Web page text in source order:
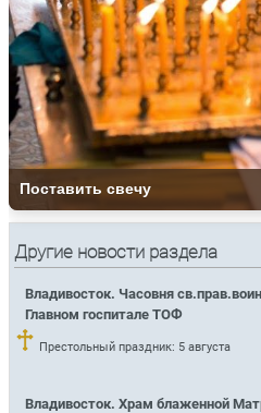
Другие новости раздела
Владивосток. Часовня
Главном госпитале ТОФ
Престольный праздник: 5 августа
Владивосток. Храм блаженной